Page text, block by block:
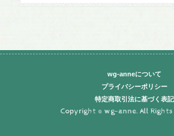
wg-anneについて
プライバシーポリシー
特定商取引法に基づく表記
Copyright © wg-anne. All Rights